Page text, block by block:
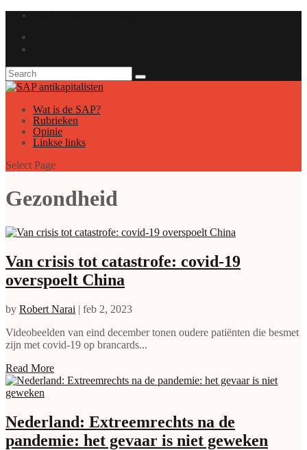
Wat is de SAP?
Rubrieken
Opinie
Linkse links
Select Page
Gezondheid
Van crisis tot catastrofe: covid-19
overspoelt China
by Robert Narai | feb 2, 2023
Videobeelden van eind december tonen oudere patiënten die besmet
zijn met covid-19 op brancards...
Read More
Nederland: Extreemrechts na de
pandemie: het gevaar is niet geweken